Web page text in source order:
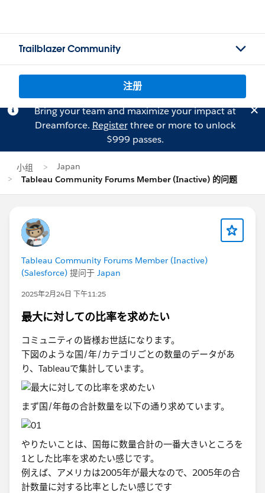
Trailblazer Community
注册
Bring your team and maximize your impact at
Dreamforce. Registerthree or more to unlock
$999 passes.
小组
Japan
Tableau Community Forums Member (Inactive) 的问题
Tableau Community Forums Member (Inactive)
(Salesforce) 提问于 Japan
2025年2月24日 下午11:25
最大に対しての比率を求めたい
コミュニティの皆様お世話になります。
下図のような国/年/カテゴリごとの数量のデータがあ
り、Tableauで集計しています。
まず国/年毎の合計数量を以下の通り求めています。
やりたいことは、国毎に数量合計の一番大きいところを
1とした比率を求めたい感じです。
例えば、アメリカは2005年が最大なので、2005年の合
計数量に対する比率としたい感じです